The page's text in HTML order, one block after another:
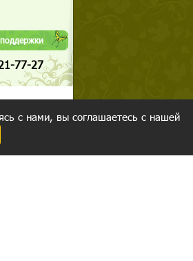
77-27
с нами, вы соглашаетесь с нашей